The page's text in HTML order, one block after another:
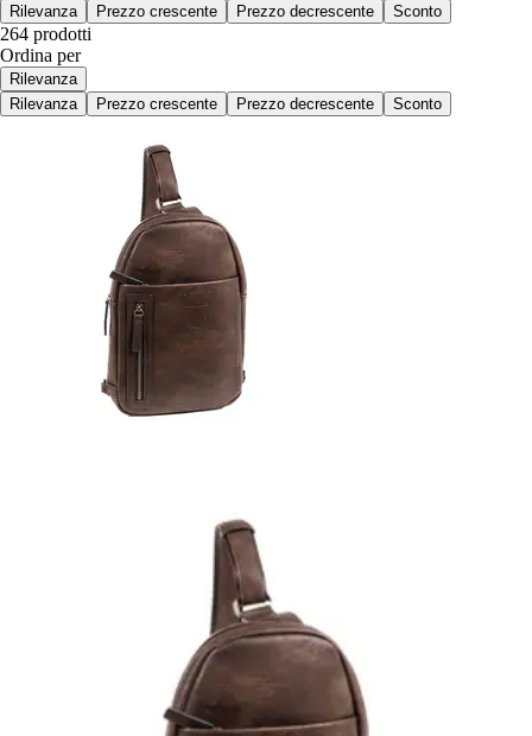
Rilevanza
Prezzo crescente Prezzo decrescente Sconto
264 prodotti
Ordina per
Rilevanza
Rilevanza
Prezzo crescente Prezzo decrescente Sconto